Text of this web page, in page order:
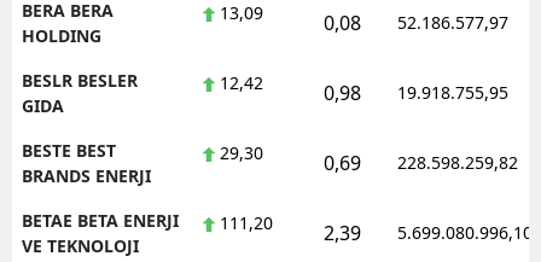
BERA BERA
HOLDING
13,09 0,08 52.186.577,97
BESLR BESLER
GIDA
12,42 0,98 19.918.755,95
BESTE BEST
BRANDS ENERJI
29,30 0,69 228.598.259,82
BETAE BETA ENERJI
VE TEKNOLOJI
111,20 2,39 5.699.080.996,10